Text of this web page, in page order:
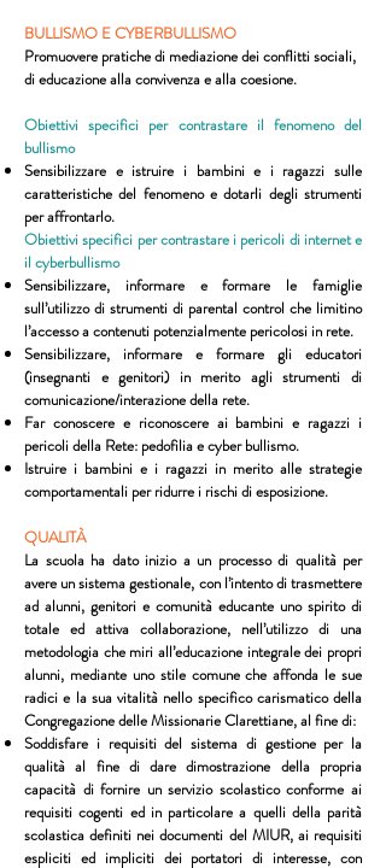
BULLISMO E CYBERBULLISMO
Promuovere pratiche di mediazione dei conflitti sociali,
di educazione alla convivenza e alla coesione.
Obiettivi specifici per contrastare il fenomeno del
bullismo
Sensibilizzare e istruire i bambini e i ragazzi sulle
caratteristiche del fenomeno e dotarli degli strumenti
per affrontarlo.
Obiettivi specifici per contrastare i pericoli di internet e
il cyberbullismo
Sensibilizzare, informare e formare le famiglie
sull’utilizzo di strumenti di parental control che limitino
l’accesso a contenuti potenzialmente pericolosi in rete.
Sensibilizzare, informare e formare gli educatori
(insegnanti e genitori) in merito agli strumenti di
comunicazione/interazione della rete.
Far conoscere e riconoscere ai bambini e ragazzi i
pericoli della Rete: pedofilia e cyber bullismo.
Istruire i bambini e i ragazzi in merito alle strategie
comportamentali per ridurre i rischi di esposizione.
QUALITÀ
La scuola ha dato inizio a un processo di qualità per
avere un sistema gestionale, con l’intento di trasmettere
ad alunni, genitori e comunità educante uno spirito di
totale ed attiva collaborazione, nell’utilizzo di una
metodologia che miri all’educazione integrale dei propri
alunni, mediante uno stile comune che affonda le sue
radici e la sua vitalità nello specifico carismatico della
Congregazione delle Missionarie Clarettiane, al fine di:
Soddisfare i requisiti del sistema di gestione per la
qualità al fine di dare dimostrazione della propria
capacità di fornire un servizio scolastico conforme ai
requisiti cogenti ed in particolare a quelli della parità
scolastica definiti nei documenti del MIUR, ai requisiti
espliciti ed impliciti dei portatori di interesse, con